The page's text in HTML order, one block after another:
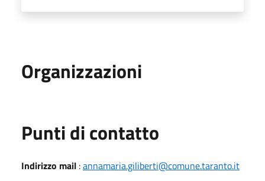
Organizzazioni
Punti di contatto
Indirizzo mail :annamaria.giliberti@comune.taranto.it